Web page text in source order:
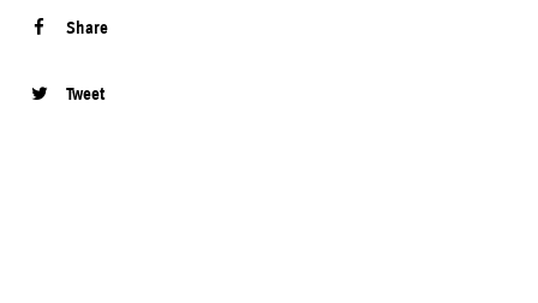
Share
Tweet